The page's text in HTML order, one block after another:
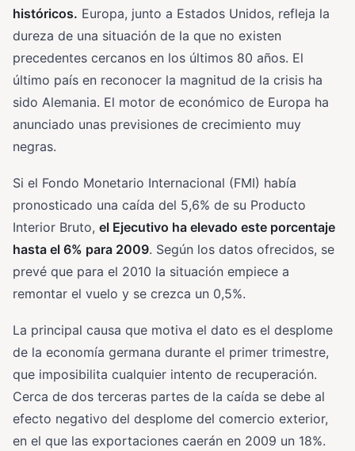
históricos. Europa, junto a Estados Unidos, refleja la
dureza de una situación de la que no existen
precedentes cercanos en los últimos 80 años. El
último país en reconocer la magnitud de la crisis ha
sido Alemania. El motor de económico de Europa ha
anunciado unas previsiones de crecimiento muy
negras.
Si el Fondo Monetario Internacional (FMI) había
pronosticado una caída del 5,6% de su Producto
Interior Bruto, el Ejecutivo ha elevado este porcentaje
hasta el 6% para 2009. Según los datos ofrecidos, se
prevé que para el 2010 la situación empiece a
remontar el vuelo y se crezca un 0,5%.
La principal causa que motiva el dato es el desplome
de la economía germana durante el primer trimestre,
que imposibilita cualquier intento de recuperación.
Cerca de dos terceras partes de la caída se debe al
efecto negativo del desplome del comercio exterior,
en el que las exportaciones caerán en 2009 un 18%.